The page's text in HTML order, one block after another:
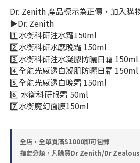
Dr. Zenith 產品標示為正價，加入購
▶️Dr. Zenith
1️⃣水衡科研注水霜150ml
2️⃣水衡科研水感晚霜 150ml
3️⃣水衡科研注水凝膠防曬日霜 150ml
4️⃣全能光感透白凝肌防曬日霜 150ml
5️⃣全能光感透白晚霜 150ml
6️⃣ 水衡科研眼霜 50ml
7️⃣水衡魔幻面膜150ml
全店，全單買滿$1000即可包郵
指定分類，凡購買Dr Zenith/Dr